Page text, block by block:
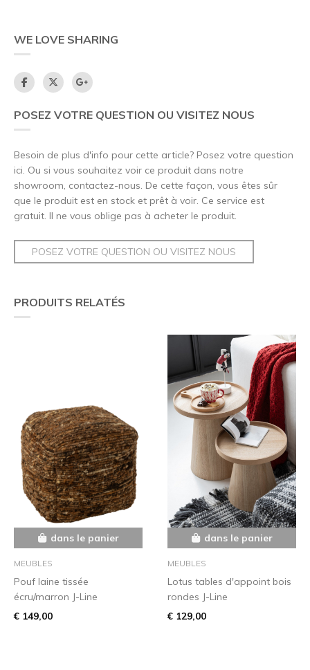
WE LOVE SHARING
POSEZ VOTRE QUESTION OU VISITEZ NOUS
Besoin de plus d'info pour cette article? Posez votre question
ici. Ou si vous souhaitez voir ce produit dans notre
showroom, contactez-nous. De cette façon, vous êtes sûr
que le produit est en stock et prêt à voir. Ce service est
gratuit. Il ne vous oblige pas à acheter le produit.
POSEZ VOTRE QUESTION OU VISITEZ NOUS
PRODUITS RELATÉS
dans le panier
MEUBLES
Pouf laine tissée
écru/marron J-Line
€ 149,00
dans le panier
MEUBLES
Lotus tables d'appoint bois
rondes J-Line
€ 129,00